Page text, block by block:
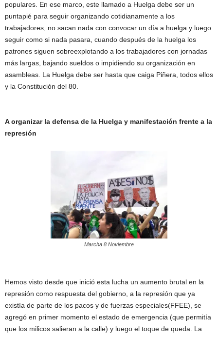
populares. En ese marco, este llamado a Huelga debe ser un
puntapié para seguir organizando cotidianamente a los
trabajadores, no sacan nada con convocar un día a huelga y luego
seguir como si nada pasara, cuando después de la huelga los
patrones siguen sobreexplotando a los trabajadores con jornadas
más largas, bajando sueldos o impidiendo su organización en
asambleas. La Huelga debe ser hasta que caiga Piñera, todos ellos
y la Constitución del 80.
A organizar la defensa de la Huelga y manifestación frente a la
represión
Marcha 8 Noviembre
Hemos visto desde que inició esta lucha un aumento brutal en la
represión como respuesta del gobierno, a la represión que ya
existía de parte de los pacos y de fuerzas especiales(FFEE), se
agregó en primer momento el estado de emergencia (que permitía
que los milicos salieran a la calle) y luego el toque de queda. La